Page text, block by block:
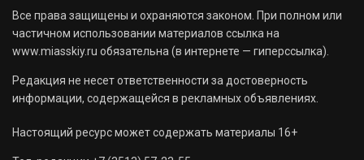
Все права защищены и охраняются законом. При полном или
частичном использовании материалов ссылка на
www.miasskiy.ru обязательна (в интернете — гиперссылка).
Редакция не несет ответственности за достоверность
информации, содержащейся в рекламных объявлениях.
Настоящий ресурс может содержать материалы 16+